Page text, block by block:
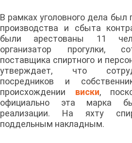
В рамках уголовного дела был
производства и сбыта
были арестованы 11
организатор прогулки,
поставщика спиртного и
утверждает, что
посредников и
происхождении виски,
официально эта марка
реализации. На яхту
поддельным накладным.